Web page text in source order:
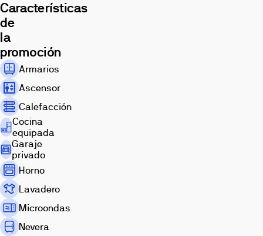
viviendas
contarán
con
plazas
de
garaje
y
trastero
y
estarán
dotadas
de
excelentes
servicios
comunes:
piscina
climatizada,
gimnasio,
Características
de
la
promoción
Armarios
Ascensor
Calefacción
Cocina
equipada
Garaje
privado
Horno
Lavadero
Microondas
Nevera